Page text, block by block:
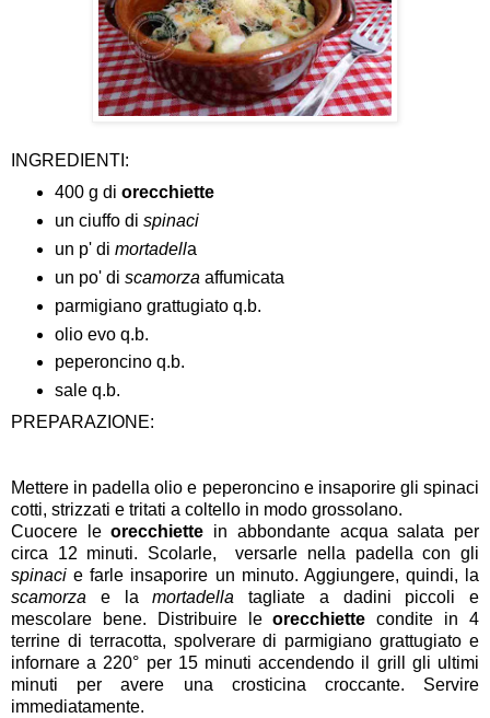
INGREDIENTI:
400 g di orecchiette
un ciuffo di spinaci
un p' di mortadella
un po' di scamorza affumicata
parmigiano grattugiato q.b.
olio evo q.b.
peperoncino q.b.
sale q.b.
PREPARAZIONE:
Mettere in padella olio e peperoncino e insaporire gli spinaci
cotti, strizzati e tritati a coltello in modo grossolano.
Cuocere leorecchiette in abbondante acqua salata per
circa 12 minuti. Scolarle, versarle nella padella con gli
spinaci e farle insaporire un minuto. Aggiungere, quindi, la
scamorza e lamortadella tagliate a dadini piccoli e
mescolare bene. Distribuire leorecchiette condite in 4
terrine di terracotta, spolverare di parmigiano grattugiato e
infornare a 220° per 15 minuti accendendo il grill gli ultimi
minuti per avere una crosticina croccante. Servire
immediatamente.